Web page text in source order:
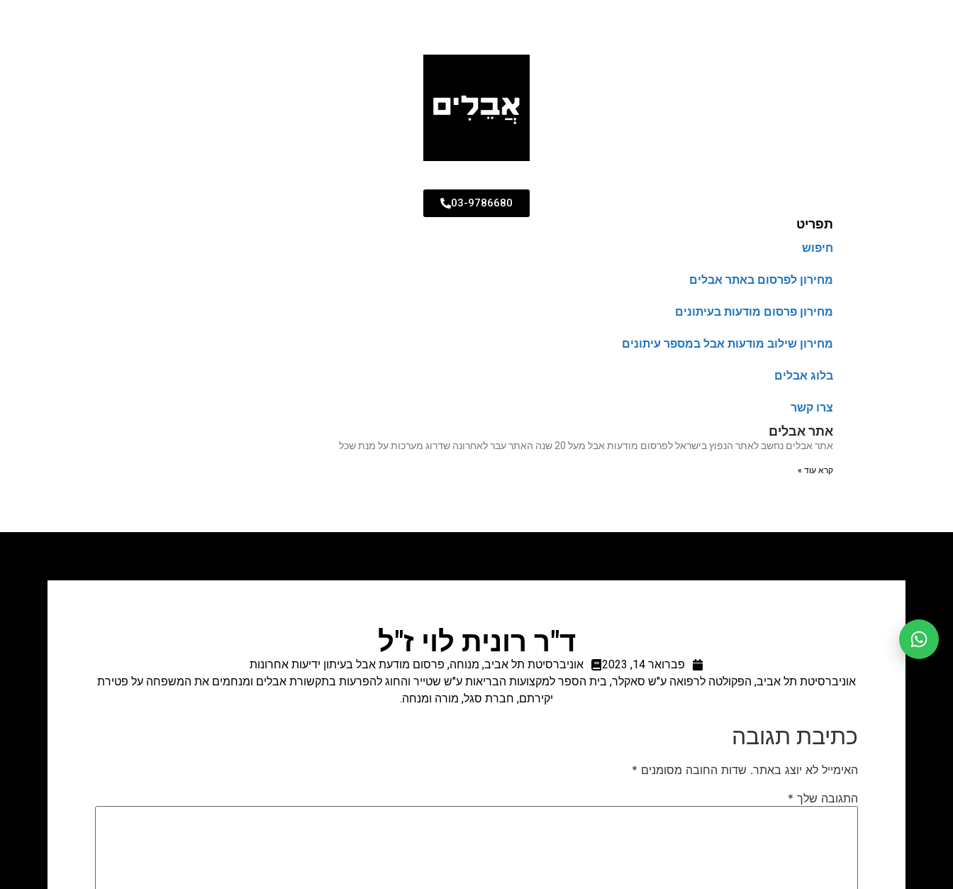
03-9786680
תפריט
חיפוש
מחירון לפרסום באתר אבלים
מחירון פרסום מודעות בעיתונים
מחירון שילוב מודעות אבל במספר עיתונים
בלוג אבלים
צרו קשר
אתר אבלים
אתר אבלים נחשב לאתר הנפוץ בישראל לפרסום מודעות אבל מעל 20 שנה האתר עבר לאחרונה שדרוג מערכות על מנת שכל
קרא עוד »
ד"ר רונית לוי ז"ל
פברואר 14, 2023 אוניברסיטת תל אביב, מנוחה, פרסום מודעת אבל בעיתון ידיעות אחרונות
אוניברסיטת תל אביב, הפקולטה לרפואה ע"ש סאקלר, בית הספר למקצועות הבריאות ע"ש שטייר והחוג להפרעות בתקשורת אבלים ומנחמים את המשפחה על פטירת
יקירתם, חברת סגל, מורה ומנחה.
כתיבת תגובה
האימייל לא יוצג באתר. שדות החובה מסומנים *
התגובה שלך *